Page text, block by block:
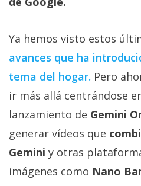
Sorteos
Foros
Contacto
/
Sobre
nosotros
Ya hemos visto estos
avances que ha
tema del hogar. Pero
ir más allá centrándose
lanzamiento de Gemini
generar vídeos que
Gemini y otras
imágenes como Nano